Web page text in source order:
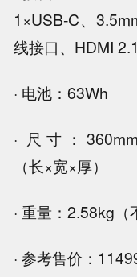
1×USB-C、
线接口、HDMI
· 电池：63Wh
· 尺寸：
（长×宽×厚）
· 重量：2.58kg（
· 参考售价：